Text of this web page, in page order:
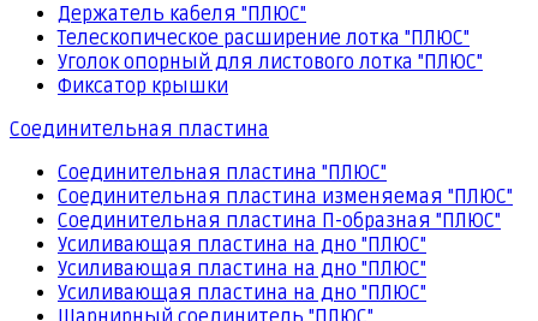
Держатель кабеля "ПЛЮС"
Телескопическое расширение лотка "ПЛЮС"
Уголок опорный для листового лотка "ПЛЮС"
Фиксатор крышки
Соединительная пластина
Соединительная пластина "ПЛЮС"
Соединительная пластина изменяемая "ПЛЮС"
Соединительная пластина П-образная "ПЛЮС"
Усиливающая пластина на дно "ПЛЮС"
Усиливающая пластина на дно "ПЛЮС"
Усиливающая пластина на дно "ПЛЮС"